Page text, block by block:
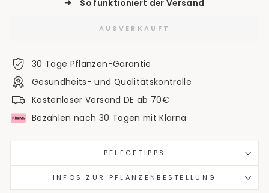
➜ So funktioniert der Versand
AUSVERKAUFT
30 Tage Pflanzen-Garantie
Gesundheits- und Qualitätskontrolle
Kostenloser Versand DE ab 70€
Bezahlen nach 30 Tagen mit Klarna
PFLEGETIPPS
INFOS ZUR PFLANZENBESTELLUNG